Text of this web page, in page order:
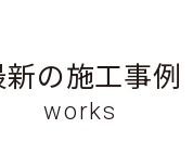
新の施工事例
works